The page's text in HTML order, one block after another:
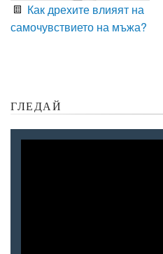
Как дрехите влияят на
самочувствието на мъжа?
ГЛЕДАЙ